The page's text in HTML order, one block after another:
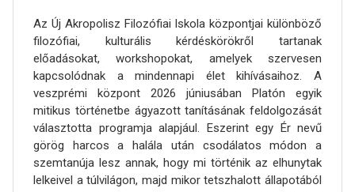
Az Új Akropolisz Filozófiai Iskola központjai különböző
filozófiai, kulturális kérdéskörökről tartanak
előadásokat, workshopokat, amelyek szervesen
kapcsolódnak a mindennapi élet kihívásaihoz. A
veszprémi központ 2026 júniusában Platón egyik
mitikus történetbe ágyazott tanításának feldolgozását
választotta programja alapjául. Eszerint egy Ér nevű
görög harcos a halála után csodálatos módon a
szemtanúja lesz annak, hogy mi történik az elhunytak
lelkeivel a túlvilágon, majd mikor tetszhalott állapotából